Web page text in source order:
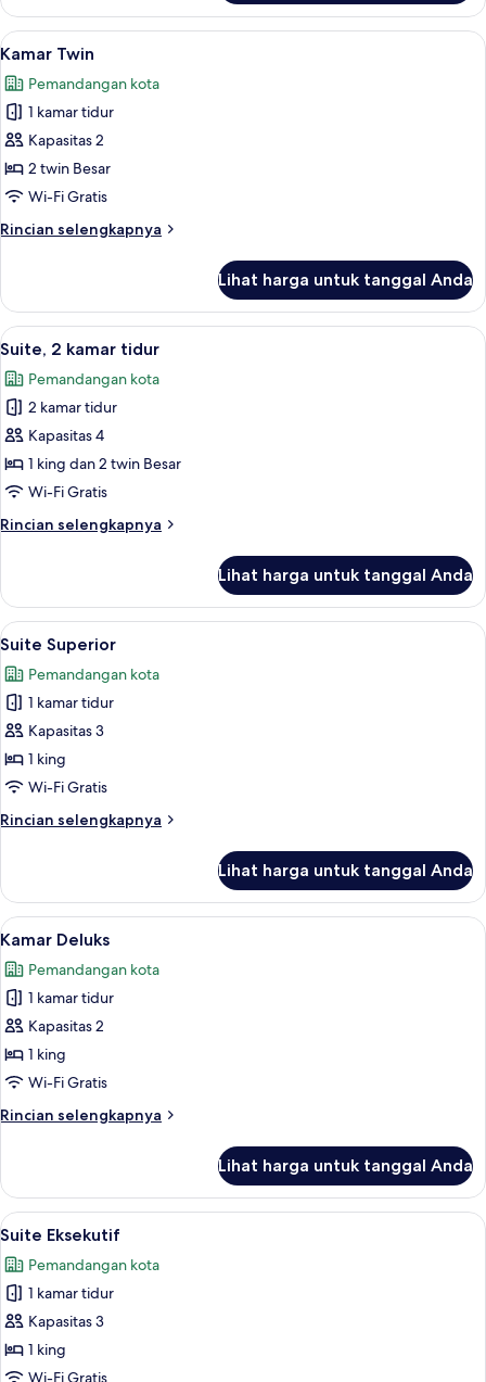
Kamar
Double
Lihat
semua
foto
untuk
Kamar
Twin
Kamar Twin | Brankas, ruang kerja
4
Kamar Twin
Pemandangan kota
1 kamar tidur
Kapasitas 2
2 twin Besar
Wi-Fi Gratis
Rincian selengkapnya
Rincian
Kamar
Twin
Lihat harga untuk tanggal Anda
Lihat
semua
foto
untuk
Suite,
2
kamar
Suite, 2 kamar tidur | Brankas,
6
Suite, 2 kamar tidur
Pemandangan kota
2 kamar tidur
Kapasitas 4
1 king dan 2 twin Besar
Wi-Fi Gratis
Rincian selengkapnya
Rincian
Suite,
kamar
Lihat harga untuk tanggal Anda
Lihat
semua
foto
untuk
Suite
Superior
Brankas, ruang kerja ramah laptop,
4
Suite Superior
Pemandangan kota
1 kamar tidur
Kapasitas 3
1 king
Wi-Fi Gratis
Rincian selengkapnya
Rincian
Suite
Superior
Lihat harga untuk tanggal Anda
Lihat
semua
foto
untuk
Kamar
Deluks
Brankas, ruang kerja ramah laptop,
3
Kamar Deluks
Pemandangan kota
1 kamar tidur
Kapasitas 2
1 king
Wi-Fi Gratis
Rincian selengkapnya
Rincian
Kamar
Deluks
Lihat harga untuk tanggal Anda
Lihat
semua
foto
untuk
Suite
Eksekutif
Suite Eksekutif | Brankas, ruang
5
Suite Eksekutif
Pemandangan kota
1 kamar tidur
Kapasitas 3
1 king
Wi-Fi Gratis